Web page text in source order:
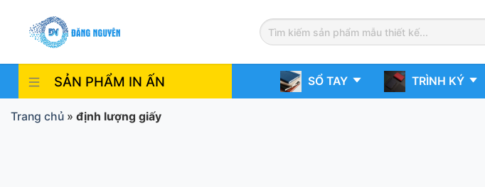
content
SẢN PHẨM IN ẤN SỔ TAY TRÌNH KÝ
Trang chủ » định lượng giấy